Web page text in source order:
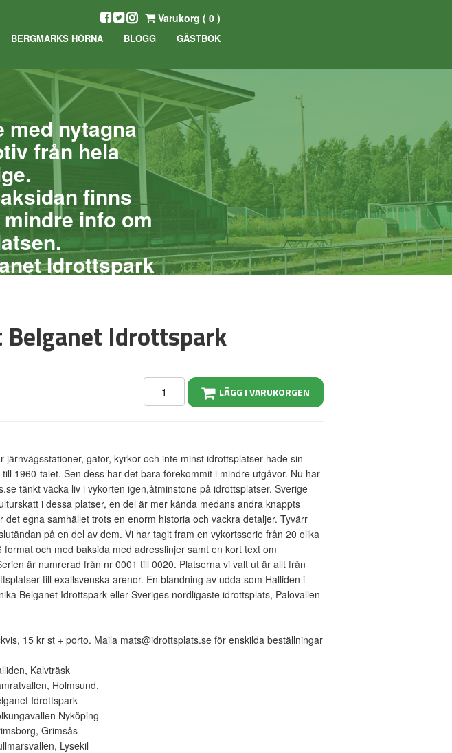
BERGMARKS HÖRNA BLOGG GÄSTBOK
Varukorg ( 0 )
med nytagna
från hela
finns
info om
Idrottspark
Idrottspark
LÄGG I VARUKORGEN
järnvägsstationer, gator, kyrkor och inte minst idrottsplatser hade sin
1960-talet. Sen dess har det bara förekommit i mindre utgåvor. Nu har
tänkt väcka liv i vykorten igen,åtminstone på idrottsplatser. Sverige
i dessa platser, en del är mer kända medans andra knappts
det egna samhället trots en enorm historia och vackra detaljer. Tyvärr
på en del av dem. Vi har tagit fram en vykortsserie från 20 olika
format och med baksida med adresslinjer samt en kort text om
är numrerad från nr 0001 till 0020. Platserna vi valt ut är allt från
till exallsvenska arenor. En blandning av udda som Halliden i
Belganet Idrottspark eller Sveriges nordligaste idrottsplats, Palovallen
15 kr st + porto. Maila mats@idrottsplats.se för enskilda beställningar
Kalvträsk
Holmsund.
Idrottspark
Nyköping
Grimsås
Lysekil